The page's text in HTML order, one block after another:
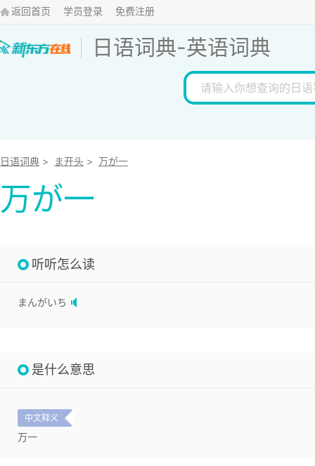
返回首页 学员登录 免费注册
日语词典-英语词典
日语词典 > ま开头 > 万が一
万が一
听听怎么读
まんがいち
是什么意思
中文释义
万一